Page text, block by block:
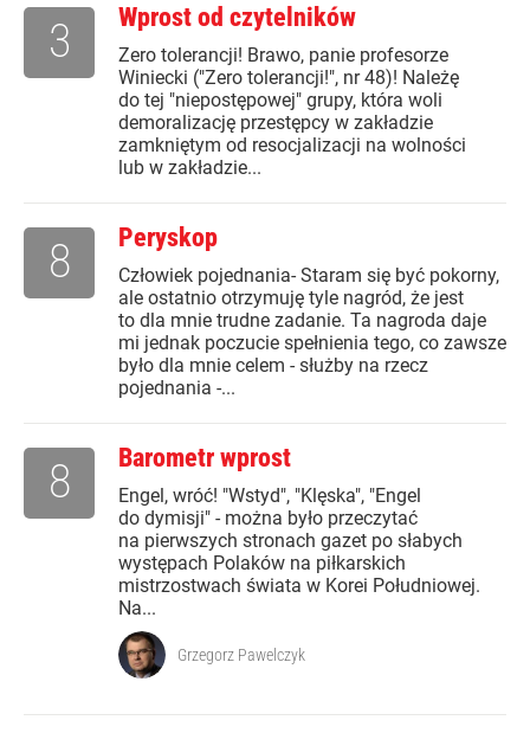
Wprost od czytelników
Zero tolerancji! Brawo, panie profesorze
Winiecki ("Zero tolerancji!", nr 48)! Należę
do tej "niepostępowej" grupy, która woli
demoralizację przestępcy w zakładzie
zamkniętym od resocjalizacji na wolności
lub w zakładzie...
3
Peryskop
Człowiek pojednania- Staram się być pokorny,
ale ostatnio otrzymuję tyle nagród, że jest
to dla mnie trudne zadanie. Ta nagroda daje
mi jednak poczucie spełnienia tego, co zawsze
było dla mnie celem - służby na rzecz
pojednania -...
8
Barometr wprost
Engel, wróć! "Wstyd", "Klęska", "Engel
do dymisji" - można było przeczytać
na pierwszych stronach gazet po słabych
występach Polaków na piłkarskich
mistrzostwach świata w Korei Południowej.
Na...
8
Grzegorz Pawelczyk